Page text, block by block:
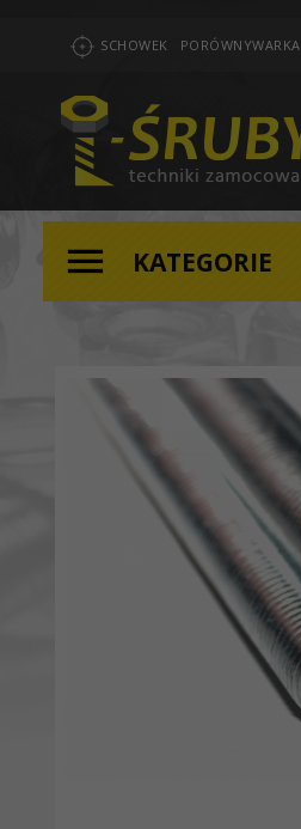
SCHOWEK PORÓWNYWARKA
KATEGORIE